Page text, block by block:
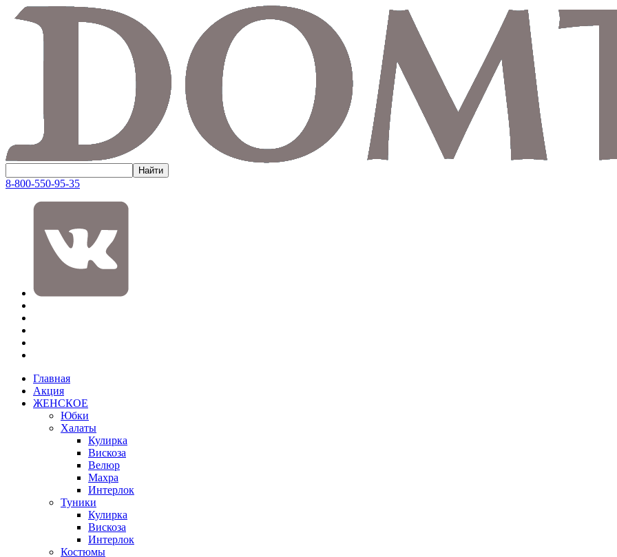
8-800-550-95-35
Главная
Акция
ЖЕНСКОЕ
Юбки
Халаты
Кулирка
Вискоза
Велюр
Махра
Интерлок
Туники
Кулирка
Вискоза
Интерлок
Костюмы